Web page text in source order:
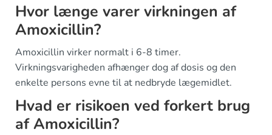
Hvor længe varer virkningen af
Amoxicillin?
Amoxicillin virker normalt i 6-8 timer.
Virkningsvarigheden afhænger dog af dosis og den
enkelte persons evne til at nedbryde lægemidlet.
Hvad er risikoen ved forkert brug
af Amoxicillin?